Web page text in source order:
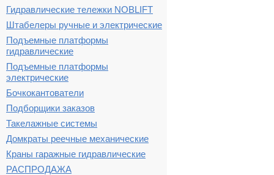
Гидравлические тележки NOBLIFT
Штабелеры ручные и электрические
Подъемные платформы
гидравлические
Подъемные платформы
электрические
Бочкокантователи
Подборщики заказов
Такелажные системы
Домкраты реечные механические
Краны гаражные гидравлические
РАСПРОДАЖА